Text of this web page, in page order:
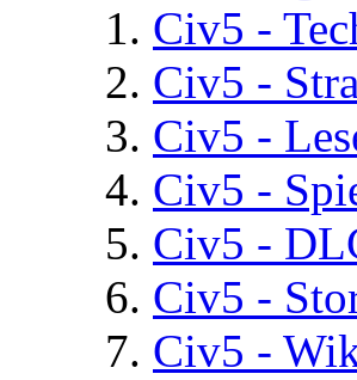
Civ5 -
Civ5 -
Civ5 -
Civ5 -
Civ5 -
Civ5 -
Civ5 -